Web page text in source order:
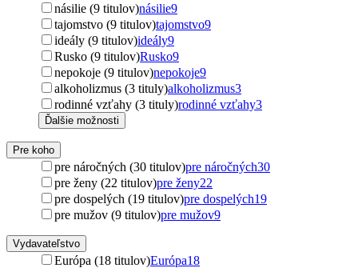
násilie (9 titulov)násilie9
tajomstvo (9 titulov)tajomstvo9
ideály (9 titulov)ideály9
Rusko (9 titulov)Rusko9
nepokoje (9 titulov)nepokoje9
alkoholizmus (3 tituly)alkoholizmus3
rodinné vzťahy (3 tituly)rodinné vzťahy3
Ďalšie možnosti
Pre koho
pre náročných (30 titulov)pre náročných30
pre ženy (22 titulov)pre ženy22
pre dospelých (19 titulov)pre dospelých19
pre mužov (9 titulov)pre mužov9
Vydavateľstvo
Európa (18 titulov)Európa18